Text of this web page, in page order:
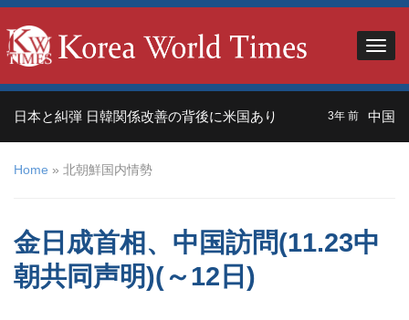
本と糾弾 日韓関係改善の背後に米国あり 3年 前 中国人観
Home » 北朝鮮国内情勢
金日成首相、中国訪問(11.23中
朝共同声明)(～12日)